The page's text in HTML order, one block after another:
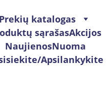
Prekių katalogas
sąrašasAkcijos
NaujienosNuoma
Apsilankykite